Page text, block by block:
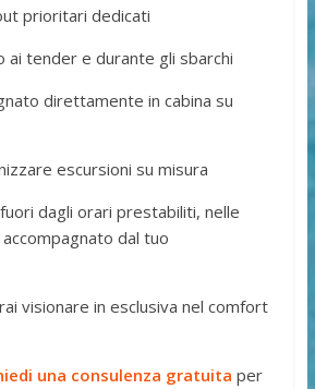
prioritari dedicati
ai tender e durante gli sbarchi
direttamente in cabina su
escursioni su misura
dagli orari prestabiliti, nelle
dal tuo
visionare in esclusiva nel comfort
una consulenza gratuita per